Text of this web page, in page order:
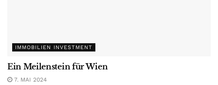
IMMOBILIEN INVESTMENT
Ein Meilenstein für Wien
7. MAI 2024